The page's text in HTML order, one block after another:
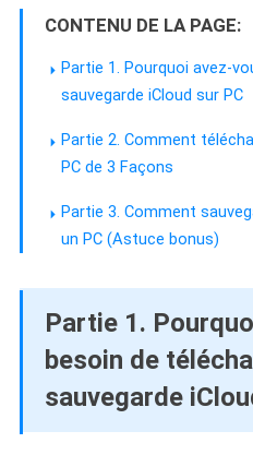
CONTENU DE LA PAGE:
Partie 1. Pourquoi avez-
sauvegarde iCloud sur PC
Partie 2. Comment
PC de 3 Façons
Partie 3. Comment
un PC (Astuce bonus)
Partie 1.
besoin de
sauvegarde